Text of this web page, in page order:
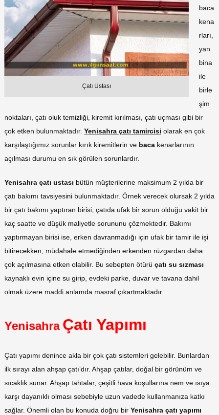
Çatı Ustası
baca
kena
rları,
yan
bina
ile
birle
şim
noktaları, çatı oluk temizliği, kiremit kırılması, çatı uçması gibi bir
çok etken bulunmaktadır. Yenisahra çatı tamircisi olarak en çok
karşılaştığımız sorunlar kırık kiremitlerin ve baca kenarlarının
açılması durumu en sık görülen sorunlardır.
Yenisahra çatı ustası bütün müşterilerine maksimum 2 yılda bir
çatı bakımı tavsiyesini bulunmaktadır. Örnek verecek olursak 2 yılda
bir çatı bakımı yaptıran birisi, çatıda ufak bir sorun olduğu vakit bir
kaç saatte ve düşük maliyetle sorununu çözmektedir. Bakımı
yaptırmayan birisi ise, erken davranmadığı için ufak bir tamir ile işi
bitirecekken, müdahale etmediğinden erkenden rüzgardan daha
çok açılmasına etken olabilir. Bu sebepten ötürü çatı su sızması
kaynaklı evin içine su girip, evdeki parke, duvar ve tavana dahil
olmak üzere maddi anlamda masraf çıkartmaktadır.
Yenisahra Çatı Yapımı
Çatı yapımı denince akla bir çok çatı sistemleri gelebilir. Bunlardan
ilk sırayı alan ahşap çatı’dır. Ahşap çatılar, doğal bir görünüm ve
sıcaklık sunar. Ahşap tahtalar, çeşitli hava koşullarına nem ve ısıya
karşı dayanıklı olması sebebiyle uzun vadede kullanmanıza katkı
sağlar. Önemli olan bu konuda doğru bir Yenisahra çatı yapımı